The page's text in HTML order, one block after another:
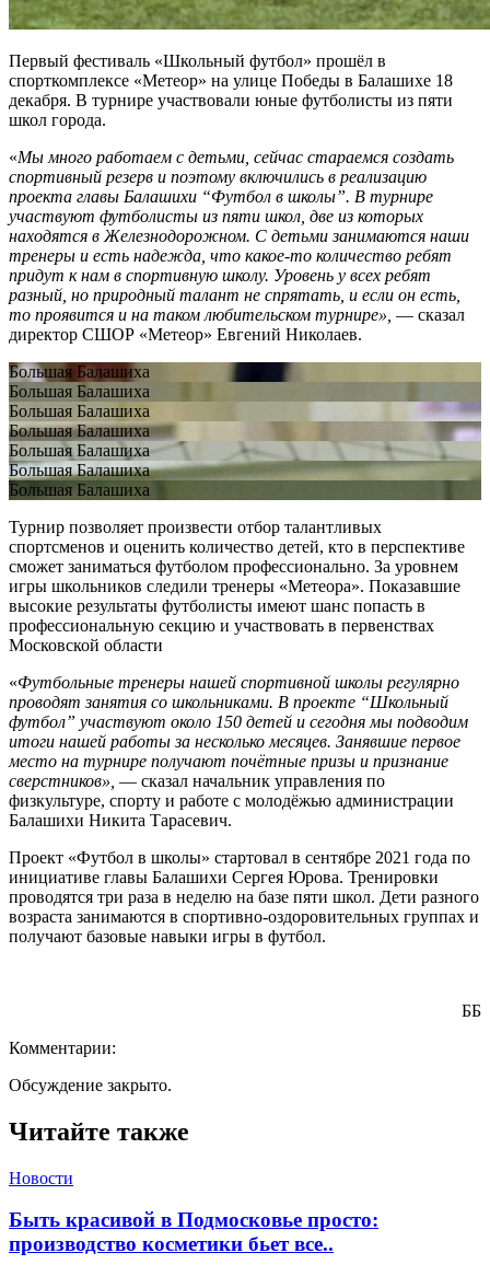
Первый фестиваль «Школьный футбол» прошёл в
спорткомплексе «Метеор» на улице Победы в Балашихе 18
декабря. В турнире участвовали юные футболисты из пяти
школ города.
«Мы много работаем с детьми, сейчас стараемся создать
спортивный резерв и поэтому включились в реализацию
проекта главы Балашихи “Футбол в школы”. В турнире
участвуют футболисты из пяти школ, две из которых
находятся в Железнодорожном. С детьми занимаются наши
тренеры и есть надежда, что какое-то количество ребят
придут к нам в спортивную школу. Уровень у всех ребят
разный, но природный талант не спрятать, и если он есть,
то проявится и на таком любительском турнире», — сказал
директор СШОР «Метеор» Евгений Николаев.
Большая Балашиха
Большая Балашиха
Большая Балашиха
Большая Балашиха
Большая Балашиха
Большая Балашиха
Большая Балашиха
Турнир позволяет произвести отбор талантливых
спортсменов и оценить количество детей, кто в перспективе
сможет заниматься футболом профессионально. За уровнем
игры школьников следили тренеры «Метеора». Показавшие
высокие результаты футболисты имеют шанс попасть в
профессиональную секцию и участвовать в первенствах
Московской области
«Футбольные тренеры нашей спортивной школы регулярно
проводят занятия со школьниками. В проекте “Школьный
футбол” участвуют около 150 детей и сегодня мы подводим
итоги нашей работы за несколько месяцев. Занявшие первое
место на турнире получают почётные призы и признание
сверстников», — сказал начальник управления по
физкультуре, спорту и работе с молодёжью администрации
Балашихи Никита Тарасевич.
Проект «Футбол в школы» стартовал в сентябре 2021 года по
инициативе главы Балашихи Сергея Юрова. Тренировки
проводятся три раза в неделю на базе пяти школ. Дети разного
возраста занимаются в спортивно-оздоровительных группах и
получают базовые навыки игры в футбол.
ББ
Комментарии:
Обсуждение закрыто.
Читайте также
Новости
Быть красивой в Подмосковье просто:
производство косметики бьет все..